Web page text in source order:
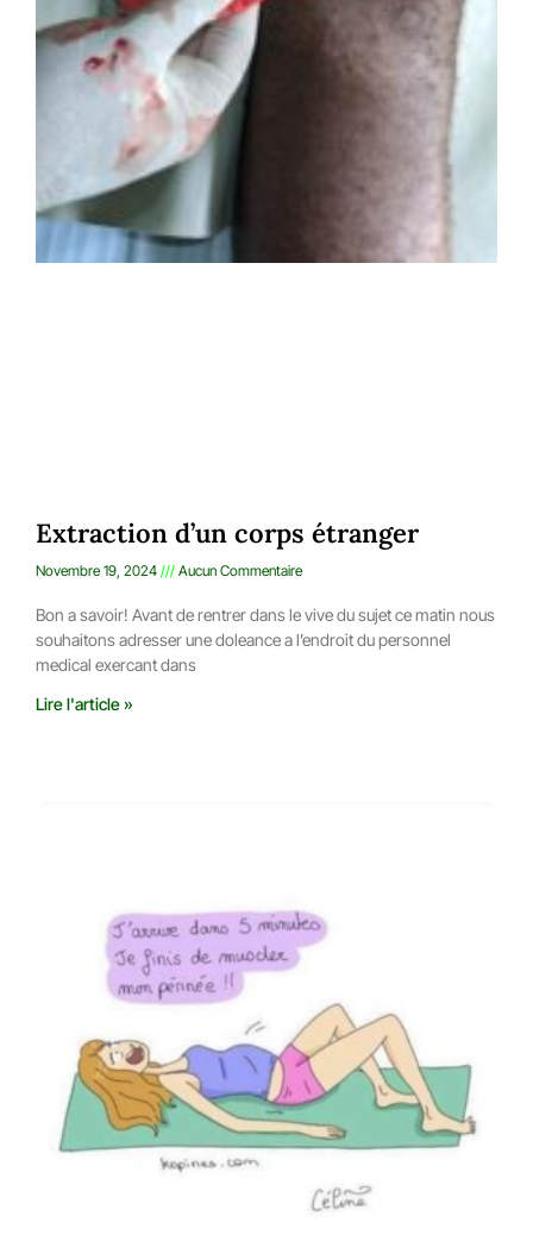
Extraction d’un corps étranger
Novembre 19, 2024 Aucun Commentaire
Bon a savoir! Avant de rentrer dans le vive du sujet ce matin nous
souhaitons adresser une doleance a l’endroit du personnel
medical exercant dans
Lire l'article »